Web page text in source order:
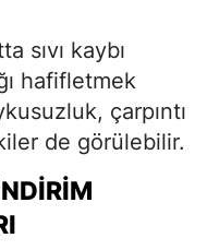
sıvı kaybı
hafifletmek
çarpıntı
de görülebilir.